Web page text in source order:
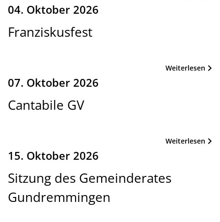
04. Oktober 2026
Franziskusfest
Weiterlesen
07. Oktober 2026
Cantabile GV
Weiterlesen
15. Oktober 2026
Sitzung des Gemeinderates
Gundremmingen